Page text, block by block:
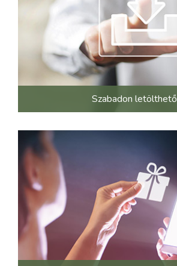
Szabadon letölthető